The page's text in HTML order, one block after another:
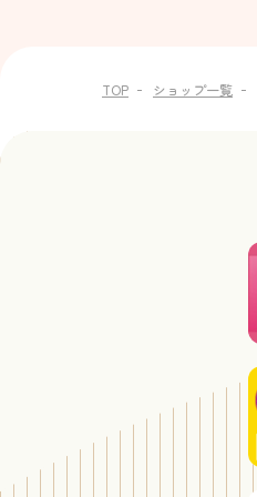
TOP ショップ一覧